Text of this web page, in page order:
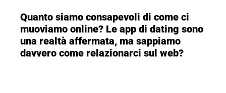
Quanto siamo consapevoli di come ci
muoviamo online? Le app di dating sono
una realtà affermata, ma sappiamo
davvero come relazionarci sul web?